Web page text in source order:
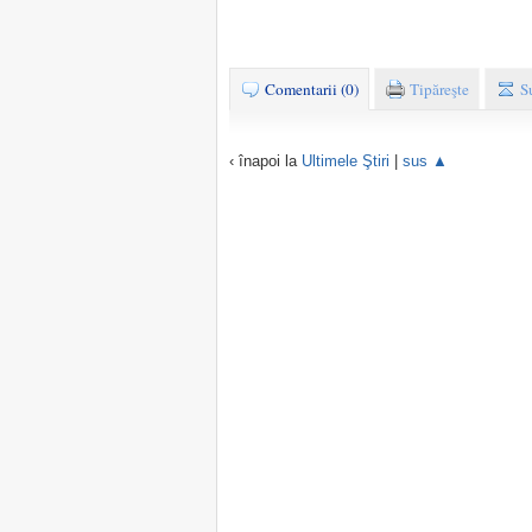
Comentarii (0) Tipăreşte
‹ înapoi la Ultimele Ştiri sus ▲